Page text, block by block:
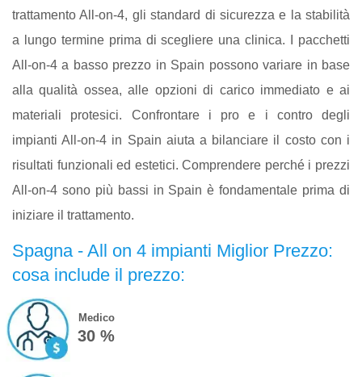
trattamento All-on-4, gli standard di sicurezza e la stabilità
a lungo termine prima di scegliere una clinica. I pacchetti
All-on-4 a basso prezzo in Spain possono variare in base
alla qualità ossea, alle opzioni di carico immediato e ai
materiali protesici. Confrontare i pro e i contro degli
impianti All-on-4 in Spain aiuta a bilanciare il costo con i
risultati funzionali ed estetici. Comprendere perché i prezzi
All-on-4 sono più bassi in Spain è fondamentale prima di
iniziare il trattamento.
Spagna - All on 4 impianti Miglior Prezzo:
cosa include il prezzo:
Medico
30 %